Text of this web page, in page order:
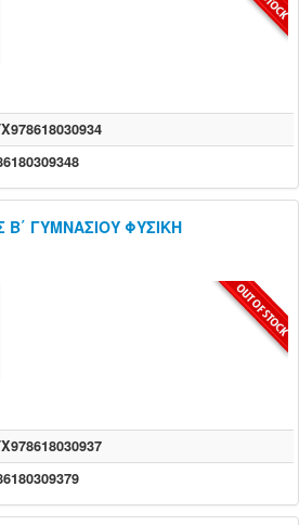
Β΄ ΓΥΜΝΑΣΙΟΥ ΦΥΣΙΚΗ